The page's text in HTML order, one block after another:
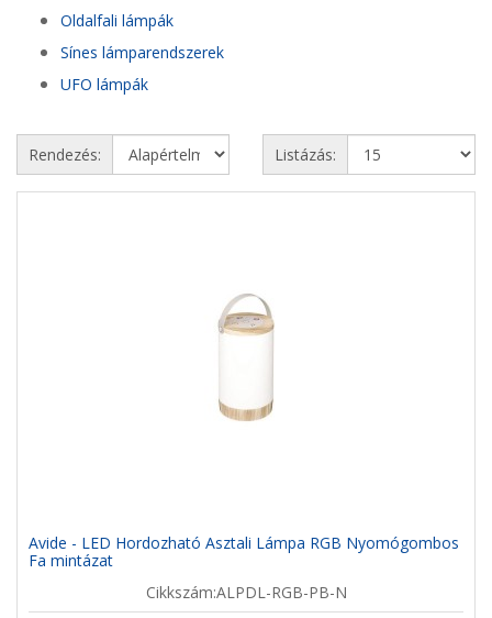
Oldalfali lámpák
Sínes lámparendszerek
UFO lámpák
Rendezés: Listázás:
Avide - LED Hordozható Asztali Lámpa RGB Nyomógombos
Fa mintázat
Cikkszám:ALPDL-RGB-PB-N